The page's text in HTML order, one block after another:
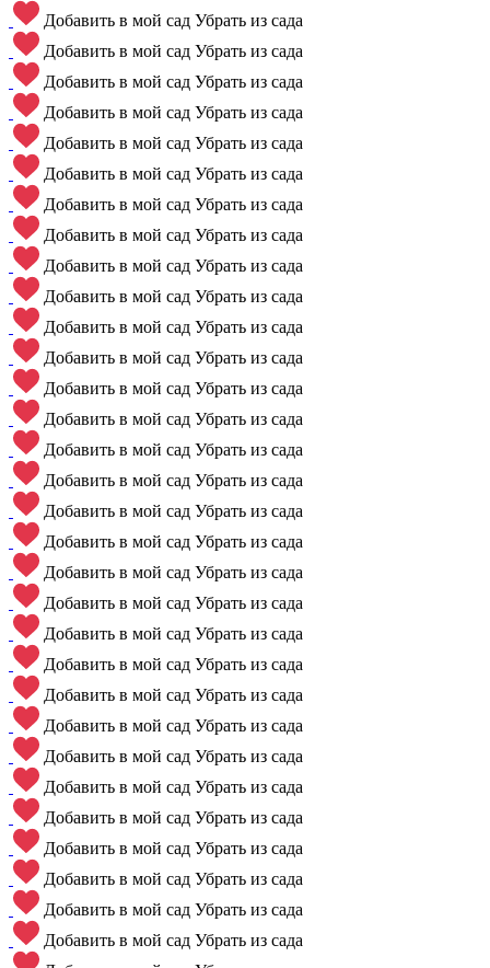
Добавить в мой сад Убрать из сада
Добавить в мой сад Убрать из сада
Добавить в мой сад Убрать из сада
Добавить в мой сад Убрать из сада
Добавить в мой сад Убрать из сада
Добавить в мой сад Убрать из сада
Добавить в мой сад Убрать из сада
Добавить в мой сад Убрать из сада
Добавить в мой сад Убрать из сада
Добавить в мой сад Убрать из сада
Добавить в мой сад Убрать из сада
Добавить в мой сад Убрать из сада
Добавить в мой сад Убрать из сада
Добавить в мой сад Убрать из сада
Добавить в мой сад Убрать из сада
Добавить в мой сад Убрать из сада
Добавить в мой сад Убрать из сада
Добавить в мой сад Убрать из сада
Добавить в мой сад Убрать из сада
Добавить в мой сад Убрать из сада
Добавить в мой сад Убрать из сада
Добавить в мой сад Убрать из сада
Добавить в мой сад Убрать из сада
Добавить в мой сад Убрать из сада
Добавить в мой сад Убрать из сада
Добавить в мой сад Убрать из сада
Добавить в мой сад Убрать из сада
Добавить в мой сад Убрать из сада
Добавить в мой сад Убрать из сада
Добавить в мой сад Убрать из сада
Добавить в мой сад Убрать из сада